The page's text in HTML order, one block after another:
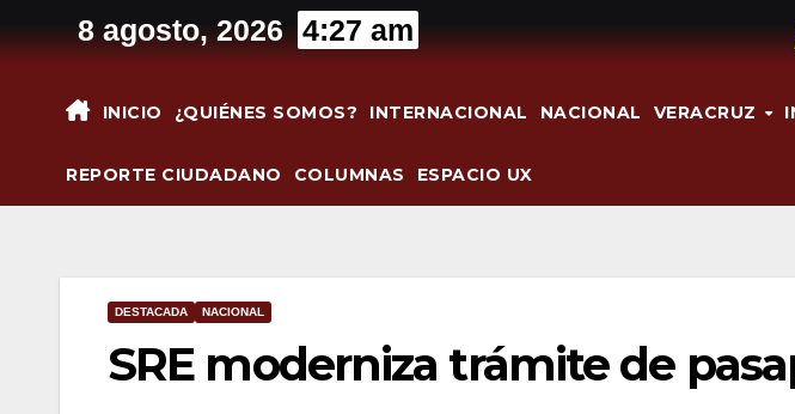
al
8 agosto, 2026 4:27 am
INICIO ¿QUIÉNES SOMOS? INTERNACIONAL NACIONAL VERACRUZ
REPORTE CIUDADANO COLUMNAS ESPACIO UX
DESTACADA NACIONAL
SRE moderniza trámite de